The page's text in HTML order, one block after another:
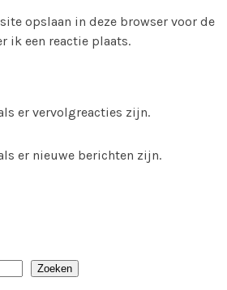
opslaan in deze browser voor de
ik een reactie plaats.
er vervolgreacties zijn.
er nieuwe berichten zijn.
Zoeken